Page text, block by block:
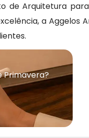
de Arquitetura
a Aggelos
Primavera?